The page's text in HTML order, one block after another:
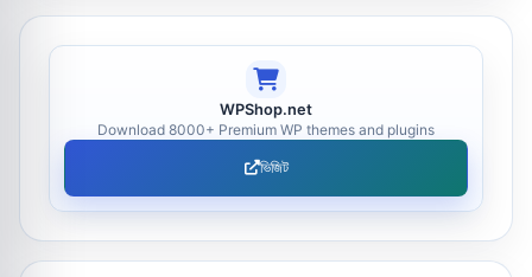
WPShop.net
Download 8000+ Premium WP themes and plugins
ভিজিট